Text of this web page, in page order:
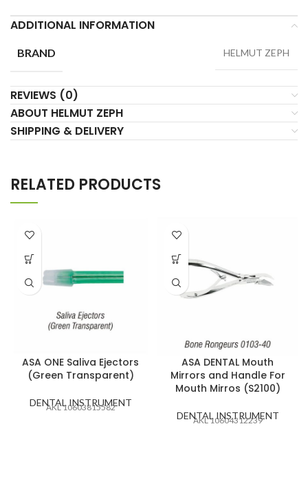
ADDITIONAL INFORMATION
BRAND HELMUT ZEPH
REVIEWS (0)
ABOUT HELMUT ZEPH
SHIPPING & DELIVERY
RELATED PRODUCTS
ASA ONE Saliva Ejectors
(Green Transparent)
DENTAL INSTRUMENT
AKL 10603815582
ASA DENTAL Mouth
Mirrors and Handle For
Mouth Mirros (S2100)
DENTAL INSTRUMENT
AKL 10604312239